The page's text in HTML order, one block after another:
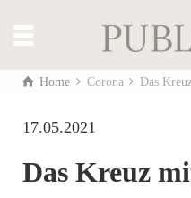
Home Corona Das
17.05.2021
Das Kreuz